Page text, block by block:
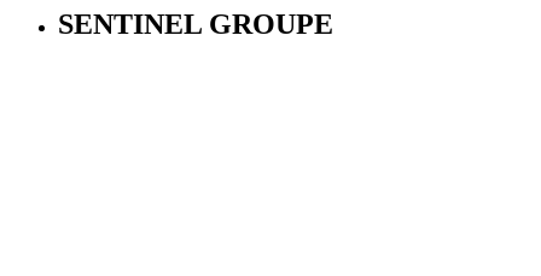
SENTINEL GROUPE